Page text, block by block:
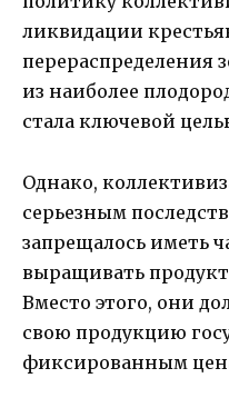
ликвидации
перераспределения
из наиболее
стала ключевой
Однако,
серьезным
запрещалось иметь
выращивать
Вместо этого, они
свою продукцию
фиксированным